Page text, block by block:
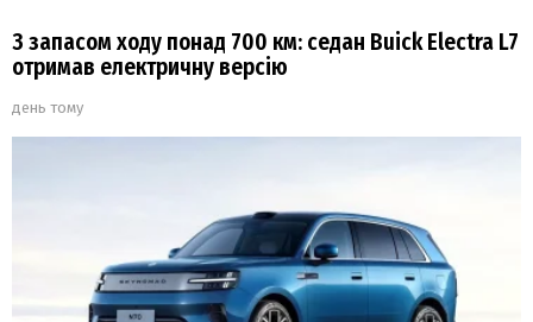
З запасом ходу понад 700 км: седан Buick Electra L7
отримав електричну версію
день тому